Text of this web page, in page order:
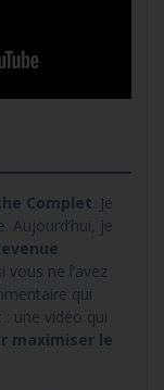
Complet . Je
Aujourd’hui, je
vous ne l’avez
qui
: une vidéo qui
maximiser le